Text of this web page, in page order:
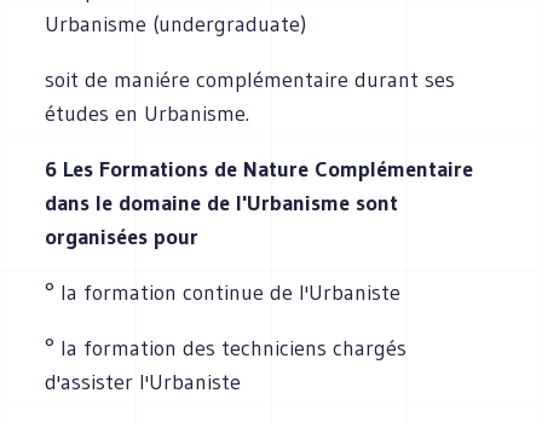
Urbanisme (undergraduate)
soit de maniére complémentaire durant ses
études en Urbanisme.
6 Les Formations de Nature Complémentaire
dans le domaine de l'Urbanisme sont
organisées pour
° la formation continue de l'Urbaniste
° Ia formation des techniciens chargés
d'assister l'Urbaniste